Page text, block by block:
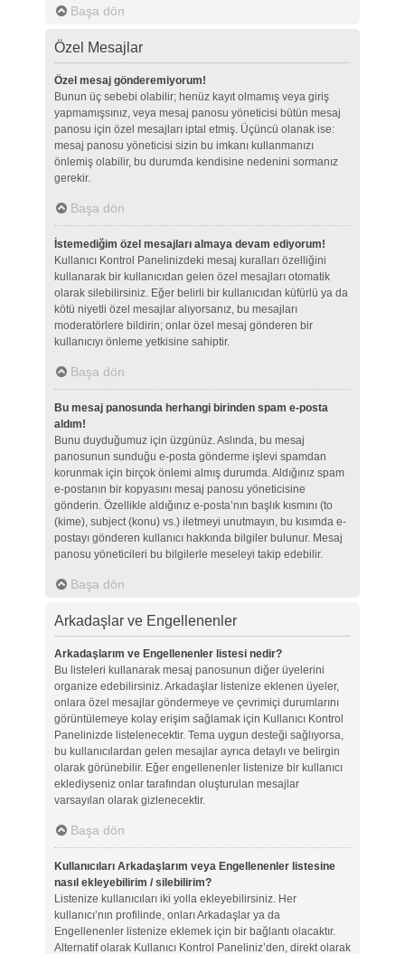
Başa dön
Özel Mesajlar
Özel mesaj gönderemiyorum!
Bunun üç sebebi olabilir; henüz kayıt olmamış veya giriş
yapmamışsınız, veya mesaj panosu yöneticisi bütün mesaj
panosu için özel mesajları iptal etmiş. Üçüncü olanak ise:
mesaj panosu yöneticisi sizin bu imkanı kullanmanızı
önlemiş olabilir, bu durumda kendisine nedenini sormanız
gerekir.
Başa dön
İstemediğim özel mesajları almaya devam ediyorum!
Kullanıcı Kontrol Panelinizdeki mesaj kuralları özelliğini
kullanarak bir kullanıcıdan gelen özel mesajları otomatik
olarak silebilirsiniz. Eğer belirli bir kullanıcıdan küfürlü ya da
kötü niyetli özel mesajlar alıyorsanız, bu mesajları
moderatörlere bildirin; onlar özel mesaj gönderen bir
kullanıcıyı önleme yetkisine sahiptir.
Başa dön
Bu mesaj panosunda herhangi birinden spam e-posta
aldım!
Bunu duyduğumuz için üzgünüz. Aslında, bu mesaj
panosunun sunduğu e-posta gönderme işlevi spamdan
korunmak için birçok önlemi almış durumda. Aldığınız spam
e-postanın bir kopyasını mesaj panosu yöneticisine
gönderin. Özellikle aldığınız e-posta’nın başlık kısmını (to
(kime), subject (konu) vs.) iletmeyi unutmayın, bu kısımda e-
postayı gönderen kullanıcı hakkında bilgiler bulunur. Mesaj
panosu yöneticileri bu bilgilerle meseleyi takip edebilir.
Başa dön
Arkadaşlar ve Engellenenler
Arkadaşlarım ve Engellenenler listesi nedir?
Bu listeleri kullanarak mesaj panosunun diğer üyelerini
organize edebilirsiniz. Arkadaşlar listenize eklenen üyeler,
onlara özel mesajlar göndermeye ve çevrimiçi durumlarını
görüntülemeye kolay erişim sağlamak için Kullanıcı Kontrol
Panelinizde listelenecektir. Tema uygun desteği sağlıyorsa,
bu kullanıcılardan gelen mesajlar ayrıca detaylı ve belirgin
olarak görünebilir. Eğer engellenenler listenize bir kullanıcı
eklediyseniz onlar tarafından oluşturulan mesajlar
varsayılan olarak gizlenecektir.
Başa dön
Kullanıcıları Arkadaşlarım veya Engellenenler listesine
nasıl ekleyebilirim / silebilirim?
Listenize kullanıcıları iki yolla ekleyebilirsiniz. Her
kullanıcı’nın profilinde, onları Arkadaşlar ya da
Engellenenler listenize eklemek için bir bağlantı olacaktır.
Alternatif olarak Kullanıcı Kontrol Paneliniz’den, direkt olarak